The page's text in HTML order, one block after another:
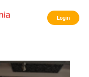
Login